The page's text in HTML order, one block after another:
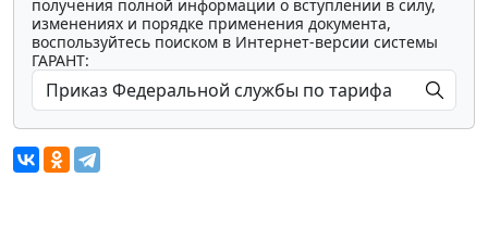
получения полной информации о вступлении в силу,
изменениях и порядке применения документа,
воспользуйтесь поиском в Интернет-версии системы
ГАРАНТ: